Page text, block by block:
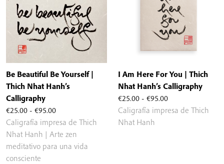
€25.00 - €95.00Rango
de
precios:
desde
Be Beautiful Be Yourself |
Thich Nhat Hanh’s
Calligraphy
Caligrafía impresa de Thich
Nhat Hanh | Arte zen
meditativo para una vida
consciente
€25.00 - €95.00Rango
de
I Am Here For You | Thich
Nhat Hanh’s Calligraphy
Caligrafía impresa de Thich
Nhat Hanh